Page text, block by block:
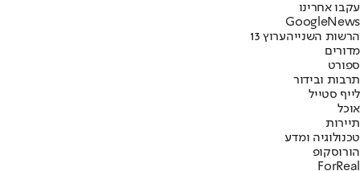
עקבו אחרינו
Googl eNews
הרשות השנייהערוץ 13
מדורים
ספורט
תרבות ובידור
לייף סטייל
אוכל
תיירות
טכנולוגיה ומדע
הורוסקופ
ForReal